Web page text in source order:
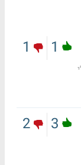
1
1
3
2